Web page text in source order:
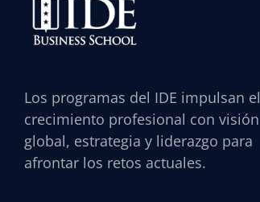
Los programas del IDE impulsan el
crecimiento profesional con visión
global, estrategia y liderazgo para
afrontar los retos actuales.